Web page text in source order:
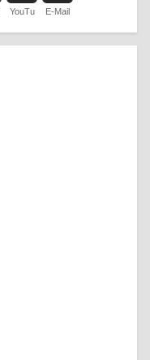
YouTu E-Mail